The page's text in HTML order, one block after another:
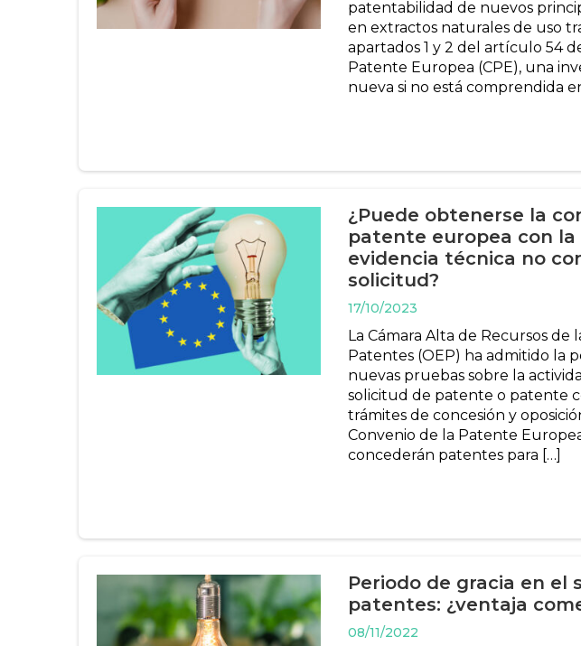
patentabilidad de nuevos
en extractos naturales de uso
apartados 1 y 2 del artículo 54
Patente Europea (CPE), una
nueva si no está comprendida
¿Puede obtenerse la
patente europea con
evidencia técnica no
solicitud?
17/10/2023
La Cámara Alta de Recursos de
Patentes (OEP) ha admitido la
nuevas pruebas sobre la
solicitud de patente o patente
trámites de concesión y
Convenio de la Patente
concederán patentes para […]
Periodo de gracia en el
patentes: ¿ventaja
08/11/2022